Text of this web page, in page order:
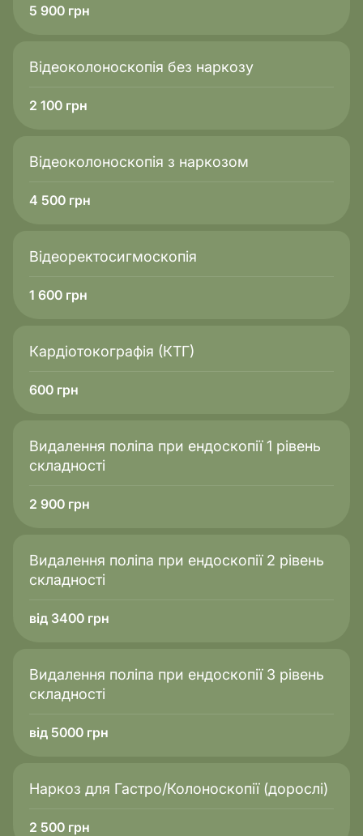
5 900 грн
Відеоколоноскопія без наркозу
2 100 грн
Відеоколоноскопія з наркозом
4 500 грн
Відеоректосигмоскопія
1 600 грн
Кардіотокографія (КТГ)
600 грн
Видалення поліпа при ендоскопії 1 рівень
складності
2 900 грн
Видалення поліпа при ендоскопії 2 рівень
складності
від 3400 грн
Видалення поліпа при ендоскопії 3 рівень
складності
від 5000 грн
Наркоз для Гастро/Колоноскопії (дорослі)
2 500 грн